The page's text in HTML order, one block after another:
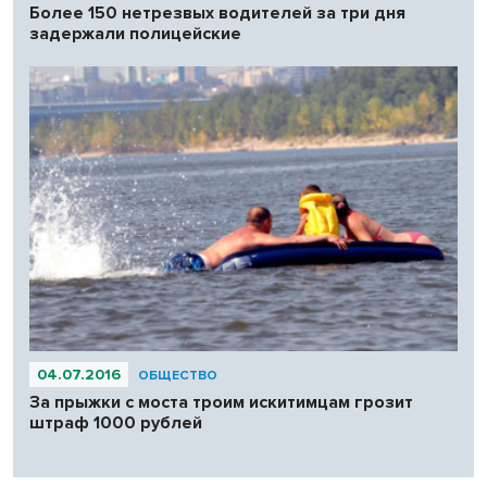
Более 150 нетрезвых водителей за три дня
задержали полицейские
04.07.2016 ОБЩЕСТВО
За прыжки с моста троим искитимцам грозит
штраф 1000 рублей